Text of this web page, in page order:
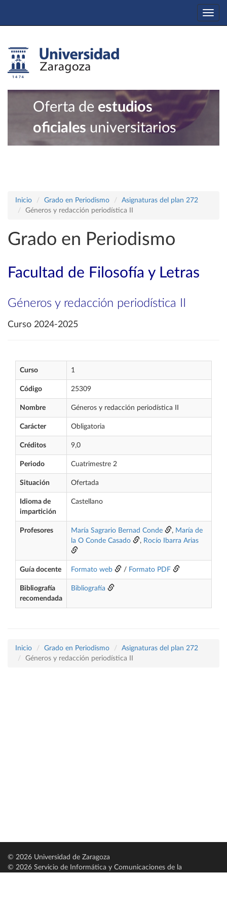
Oferta de estudios
oficiales universitarios
Inicio Grado en Periodismo
Asignaturas del plan 272
Géneros y redacción periodística II
Grado en Periodismo
Facultad de Filosofía y Letras
Géneros y redacción periodística II
Curso 2024-2025
Curso 1
Código 25309
Nombre Géneros y redacción periodística II
Carácter Obligatoria
Créditos 9,0
Periodo Cuatrimestre 2
Situación Ofertada
Idioma de
impartición
Castellano
Profesores María Sagrario Bernad Conde , María de
la O Conde Casado
, Rocío Ibarra Arias
Guía docente Formato web / Formato PDF
Bibliografía
recomendada
Bibliografía
Inicio Grado en Periodismo
Asignaturas del plan 272
Géneros y redacción periodística II
© 2026 Universidad de Zaragoza
© 2026 Servicio de Informática y Comunicaciones de la